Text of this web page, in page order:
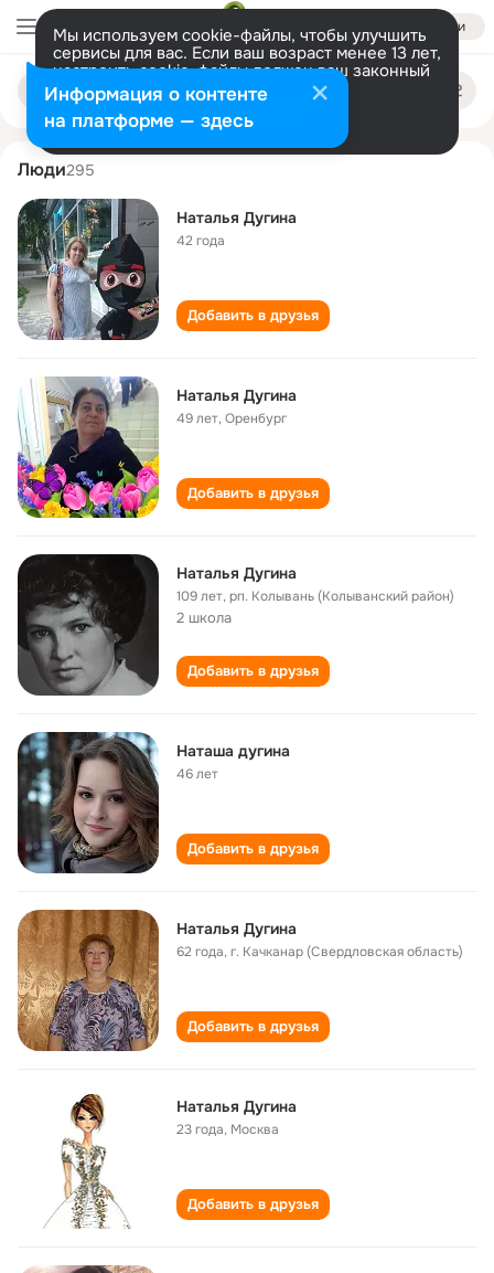
Войти
Мы используем cookie-файлы, чтобы улучшить
сервисы для вас. Если ваш возраст менее 13 лет,
настроить cookie-файлы должен ваш законный
представитель. Больше информации
Разрешить все Настроить
Поиск
людям
natalya dugina
Люди295
Наталья Дугина
42 года
Добавить в друзья
Наталья Дугина
49 лет,Оренбург
Добавить в друзья
Наталья Дугина
109 лет,рп. Колывань (Колыванский район)
2 школа
Добавить в друзья
Наташа дугина
46 лет
Добавить в друзья
Наталья Дугина
62 года,г. Качканар (Свердловская область)
Добавить в друзья
Наталья Дугина
23 года, Москва
Добавить в друзья
Информация о контенте
на платформе — здесь